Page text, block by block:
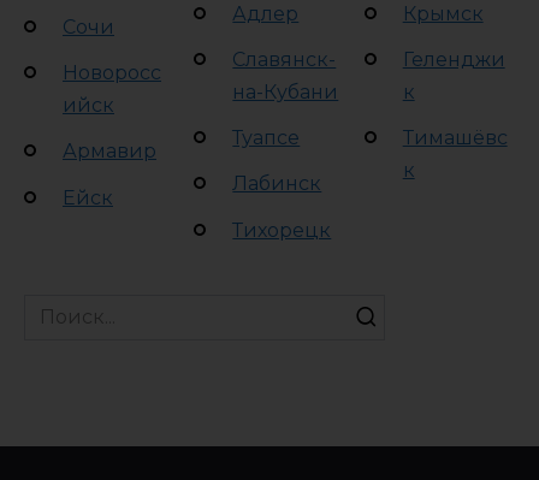
Сочи
Новоросс
ийск
Армавир
Ейск
Адлер
Славянск-
на-Кубани
Туапсе
Лабинск
Тихорецк
Крымск
Геленджи
к
Тимашёвс
к
Search